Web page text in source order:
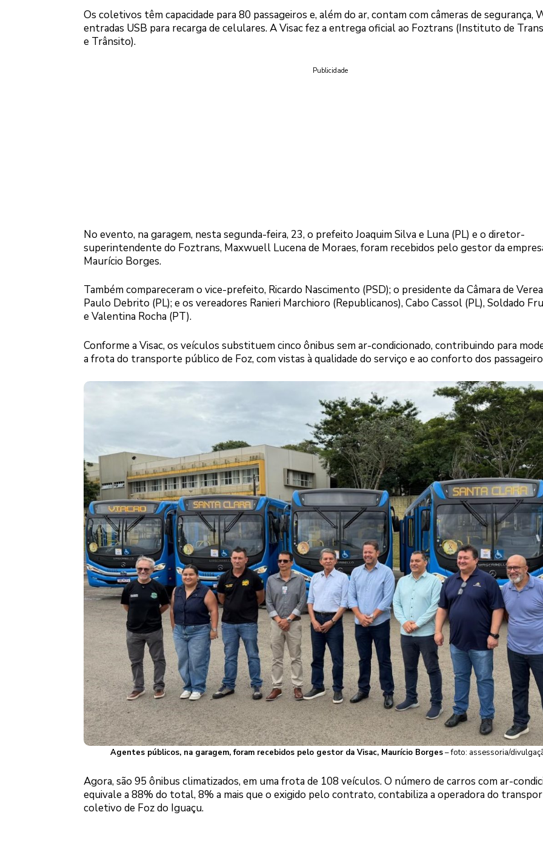
Os coletivos têm capacidade para 80 passageiros e, além do ar, contam com câmeras de segurança,
entradas USB para recarga de celulares. A Visac fez a entrega oficial ao Foztrans (Instituto de
e Trânsito).
Publicidade
No evento, na garagem, nesta segunda-feira, 23, o prefeito Joaquim Silva e Luna (PL) e o diretor-
superintendente do Foztrans, Maxwuell Lucena de Moraes, foram recebidos pelo gestor da
Maurício Borges.
Também compareceram o vice-prefeito, Ricardo Nascimento (PSD); o presidente da Câmara de
Paulo Debrito (PL); e os vereadores Ranieri Marchioro (Republicanos), Cabo Cassol (PL), Soldado
e Valentina Rocha (PT).
Conforme a Visac, os veículos substituem cinco ônibus sem ar-condicionado, contribuindo para
a frota do transporte público de Foz, com vistas à qualidade do serviço e ao conforto dos
Agentes públicos, na garagem, foram recebidos pelo gestor da Visac, Maurício Borges– foto: assessoria/
Agora, são 95 ônibus climatizados, em uma frota de 108 veículos. O número de carros com ar-
equivale a 88% do total, 8% a mais que o exigido pelo contrato, contabiliza a operadora do
coletivo de Foz do Iguaçu.